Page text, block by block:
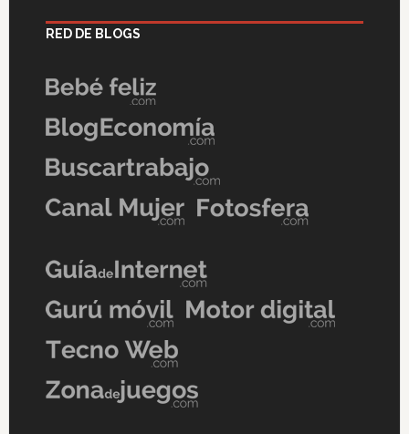
RED DE BLOGS